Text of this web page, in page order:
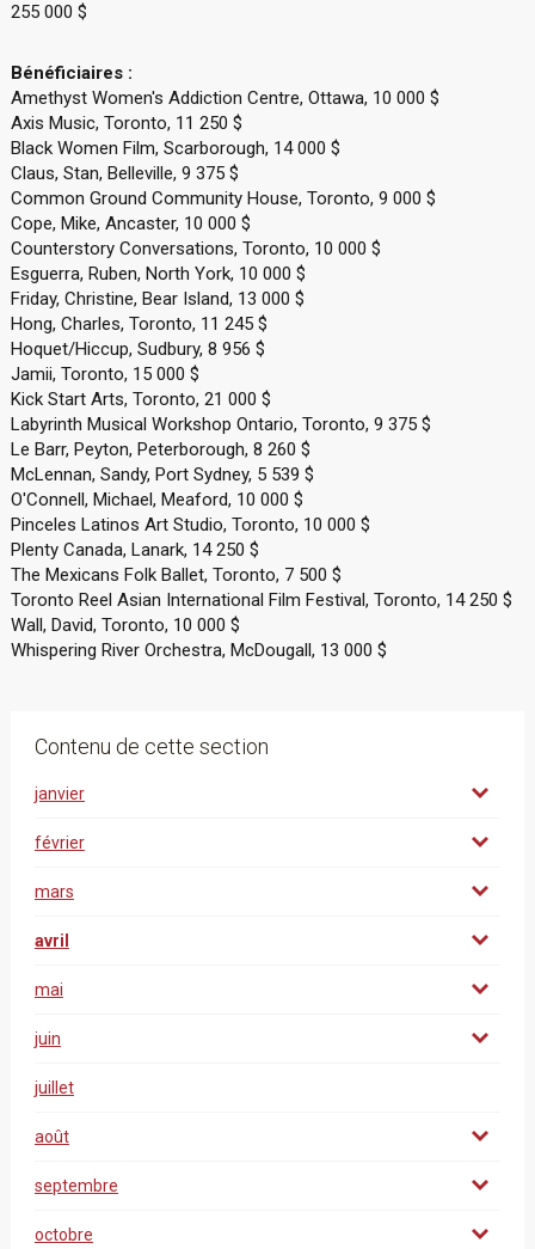
255 000 $
Bénéficiaires :
Amethyst Women's Addiction Centre, Ottawa, 10 000 $
Axis Music, Toronto, 11 250 $
Black Women Film, Scarborough, 14 000 $
Claus, Stan, Belleville, 9 375 $
Common Ground Community House, Toronto, 9 000 $
Cope, Mike, Ancaster, 10 000 $
Counterstory Conversations, Toronto, 10 000 $
Esguerra, Ruben, North York, 10 000 $
Friday, Christine, Bear Island, 13 000 $
Hong, Charles, Toronto, 11 245 $
Hoquet/Hiccup, Sudbury, 8 956 $
Jamii, Toronto, 15 000 $
Kick Start Arts, Toronto, 21 000 $
Labyrinth Musical Workshop Ontario, Toronto, 9 375 $
Le Barr, Peyton, Peterborough, 8 260 $
McLennan, Sandy, Port Sydney, 5 539 $
O'Connell, Michael, Meaford, 10 000 $
Pinceles Latinos Art Studio, Toronto, 10 000 $
Plenty Canada, Lanark, 14 250 $
The Mexicans Folk Ballet, Toronto, 7 500 $
Toronto Reel Asian International Film Festival, Toronto, 14 250 $
Wall, David, Toronto, 10 000 $
Whispering River Orchestra, McDougall, 13 000 $
Contenu de cette section
janvier
février
mars
avril
mai
juin
juillet
août
septembre
octobre